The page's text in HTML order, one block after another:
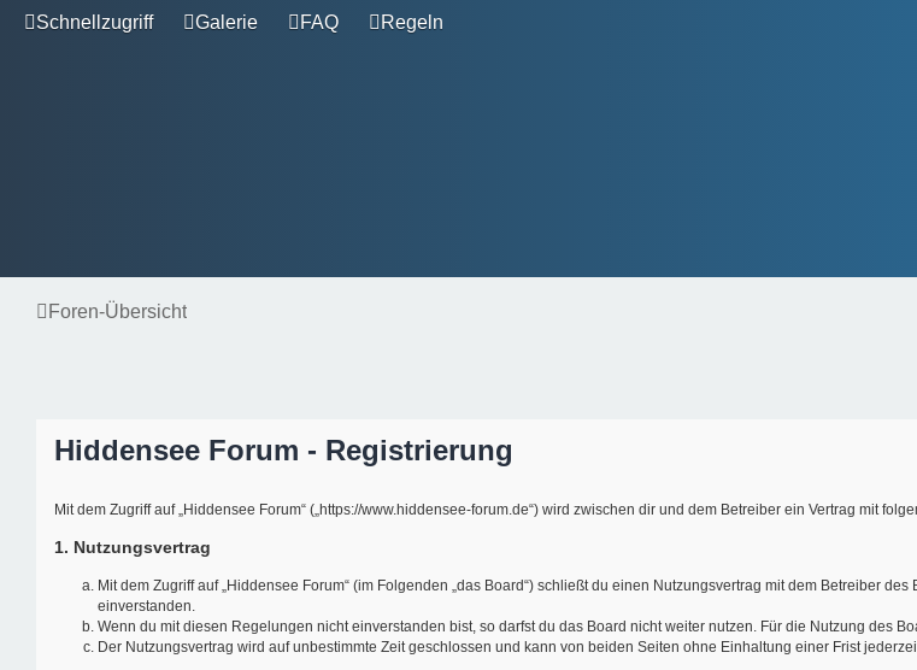
Schnellzugriff Galerie FAQ Regeln
Foren-Übersicht
Hiddensee Forum - Registrierung
Mit dem Zugriff auf „Hiddensee Forum“ („https://www.hiddensee-forum.de“) wird zwischen dir und dem Betreiber ein Vertrag mit
1. Nutzungsvertrag
Mit dem Zugriff auf „Hiddensee Forum“ (im Folgenden „das Board“) schließt du einen Nutzungsvertrag mit dem Betreiber
einverstanden.
Wenn du mit diesen Regelungen nicht einverstanden bist, so darfst du das Board nicht weiter nutzen. Für die Nutzung des
Der Nutzungsvertrag wird auf unbestimmte Zeit geschlossen und kann von beiden Seiten ohne Einhaltung einer Frist